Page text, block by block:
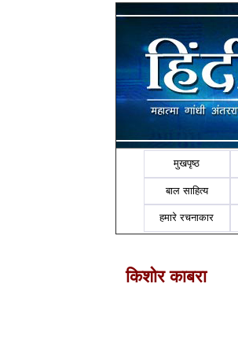
मुखपृष्ठ
बाल साहित्य
हमारे रचनाकार
किशोर काबरा